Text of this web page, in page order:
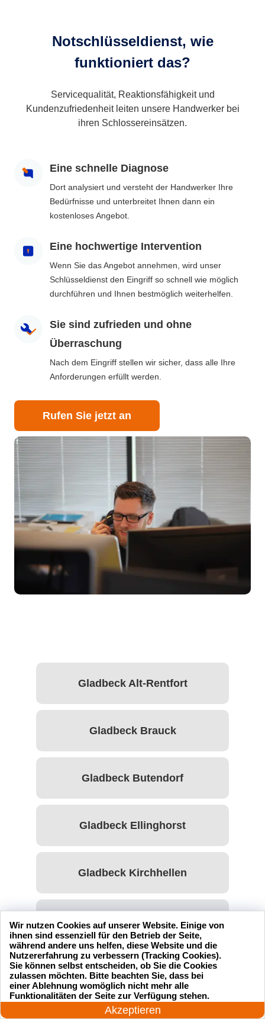
Notschlüsseldienst, wie
funktioniert das?
Servicequalität, Reaktionsfähigkeit und
Kundenzufriedenheit leiten unsere Handwerker bei
ihren Schlossereinsätzen.
Eine schnelle Diagnose
Dort analysiert und versteht der Handwerker Ihre
Bedürfnisse und unterbreitet Ihnen dann ein
kostenloses Angebot.
Eine hochwertige Intervention
Wenn Sie das Angebot annehmen, wird unser
Schlüsseldienst den Eingriff so schnell wie möglich
durchführen und Ihnen bestmöglich weiterhelfen.
Sie sind zufrieden und ohne
Überraschung
Nach dem Eingriff stellen wir sicher, dass alle Ihre
Anforderungen erfüllt werden.
Rufen Sie jetzt an
Gladbeck Alt-Rentfort
Gladbeck Brauck
Gladbeck Butendorf
Gladbeck Ellinghorst
Gladbeck Kirchhellen
Gladbeck Mitte
Gladbeck Rentfort
Gladbeck Rentfort-Nord
24 Stunden am Tag
Akzeptieren
Wir nutzen Cookies auf unserer Website. Einige von
ihnen sind essenziell für den Betrieb der Seite,
während andere uns helfen, diese Website und die
Nutzererfahrung zu verbessern (Tracking Cookies).
Sie können selbst entscheiden, ob Sie die Cookies
zulassen möchten. Bitte beachten Sie, dass bei
einer Ablehnung womöglich nicht mehr alle
Funktionalitäten der Seite zur Verfügung stehen.